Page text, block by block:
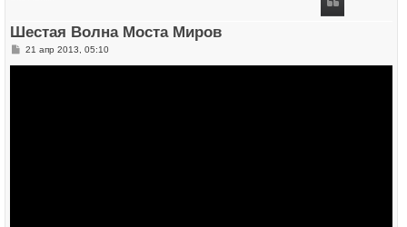
Шестая Волна Моста Миров
С21 апр 2013, 05:10